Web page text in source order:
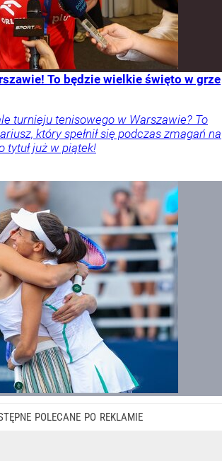
To będzie wielkie święto w grze
turnieju tenisowego w Warszawie? To
który spełnił się podczas zmagań na
tytuł już w piątek!